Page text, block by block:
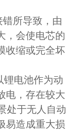
所导致，由
，会使电芯的
收缩或完全坏
锂电池作为动
电，存在较大
处于无人自动
易造成重大损